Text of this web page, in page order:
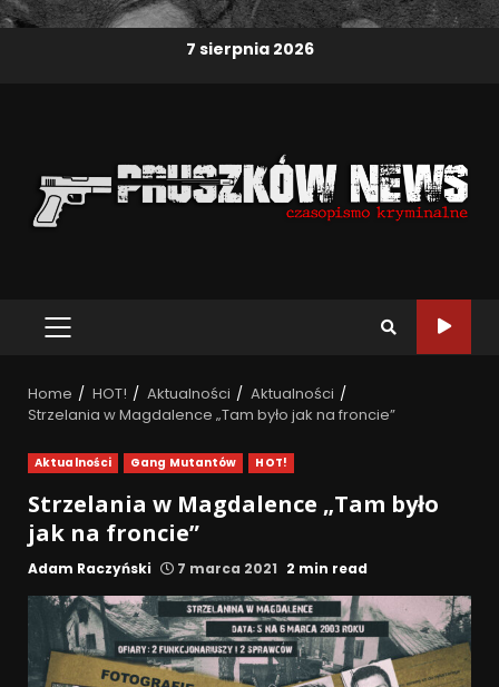
7 sierpnia 2026
Home HOT! Aktualności
Aktualności
Strzelania w Magdalence „Tam było jak na froncie”
Aktualności Gang Mutantów HOT!
Strzelania w Magdalence „Tam było
jak na froncie”
Adam Raczyński 7 marca 2021 2 min read